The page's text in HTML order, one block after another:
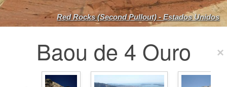
Red Rocks (Second Pullout) - Estados Unidos
Baou de 4 Ouro